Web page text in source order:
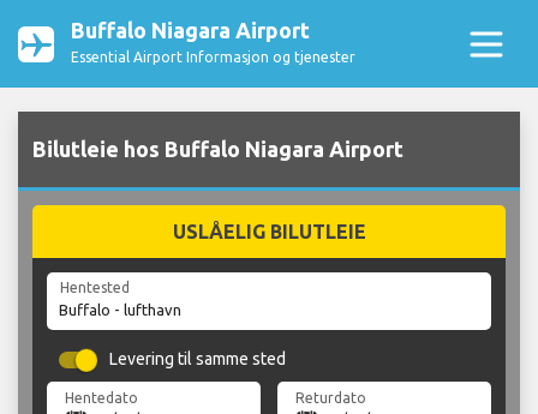
Buffalo Niagara Airport
Essential Airport Informasjon og tjenester
Bilutleie hos Buffalo Niagara Airport
USLÅELIG BILUTLEIE
Hentested
Levering til samme sted
Hentedato Returdato